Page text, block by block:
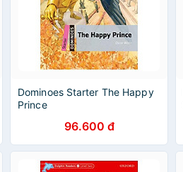
Dominoes Starter The Happy
Prince
96.600 đ